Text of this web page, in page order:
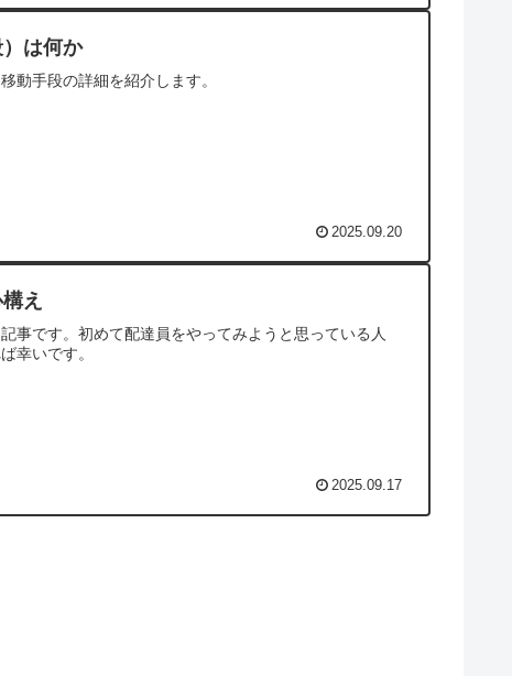
は何か
動手段の詳細を紹介します。
2025.09.20
え
事です。初めて配達員をやってみようと思っている人
幸いです。
2025.09.17